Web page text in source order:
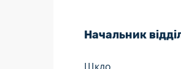
Начальник